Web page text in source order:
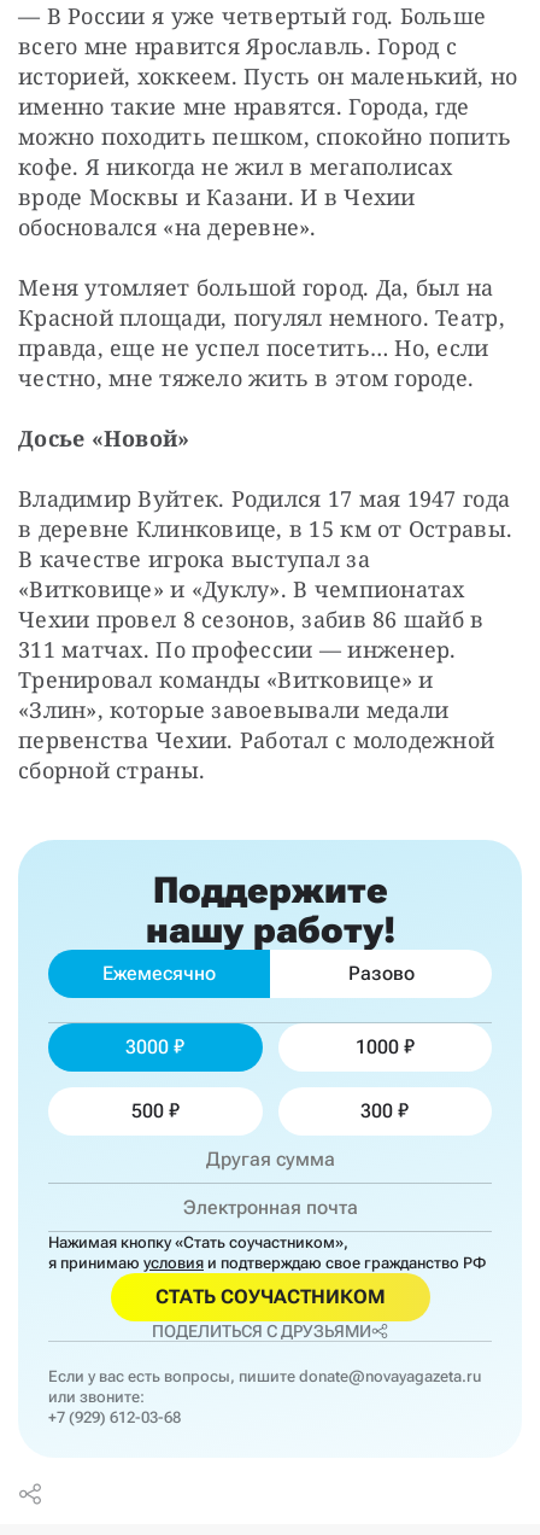
— В России я уже четвертый год. Больше
всего мне нравится Ярославль. Город с
историей, хоккеем. Пусть он маленький, но
именно такие мне нравятся. Города, где
можно походить пешком, спокойно попить
кофе. Я никогда не жил в мегаполисах
вроде Москвы и Казани. И в Чехии
обосновался «на деревне».
Меня утомляет большой город. Да, был на
Красной площади, погулял немного. Театр,
правда, еще не успел посетить… Но, если
честно, мне тяжело жить в этом городе.
Досье «Новой»
Владимир Вуйтек. Родился 17 мая 1947 года
в деревне Клинковице, в 15 км от Остравы.
В качестве игрока выступал за
«Витковице» и «Дуклу». В чемпионатах
Чехии провел 8 сезонов, забив 86 шайб в
311 матчах. По профессии — инженер.
Тренировал команды «Витковице» и
«Злин», которые завоевывали медали
первенства Чехии. Работал с молодежной
сборной страны.
Поддержите
нашу работу!
Ежемесячно Разово
3000 1000
500 300
Нажимая кнопку «Стать соучастником»,
я принимаю условия и подтверждаю свое гражданство РФ
СТАТЬ СОУЧАСТНИКОМ
ПОДЕЛИТЬСЯ С ДРУЗЬЯМИ
Если у вас есть вопросы, пишите donate@novayagazeta.ru
или звоните:
+7 (929) 612-03-68